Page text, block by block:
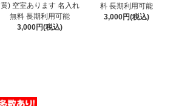
黄) 空室あります 名入れ
無料 長期利用可能
3,000円(税込)
料 長期利用可能
3,000円(税込)